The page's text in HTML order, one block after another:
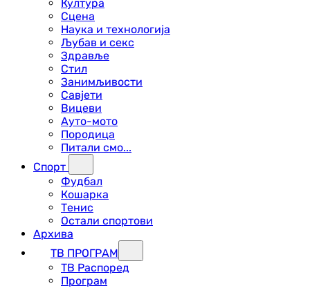
Култура
Сцена
Наука и технологија
Љубав и секс
Здравље
Стил
Занимљивости
Савјети
Вицеви
Ауто-мото
Породица
Питали смо...
Спорт
Фудбал
Кошарка
Тенис
Остали спортови
Архива
ТВ ПРОГРАМ
ТВ Распоред
Програм